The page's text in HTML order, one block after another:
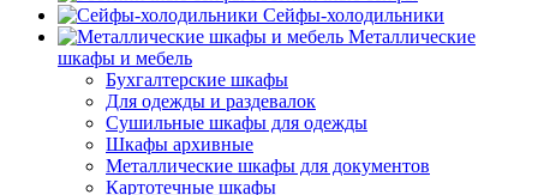
Сейфы-холодильники
Металлические
шкафы и мебель
Бухгалтерские шкафы
Для одежды и раздевалок
Сушильные шкафы для одежды
Шкафы архивные
Металлические шкафы для документов
Картотечные шкафы